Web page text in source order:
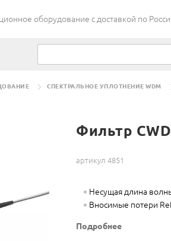
оборудование c доставкой по
СПЕКТРАЛЬНОЕ УПЛОТНЕНИЕ WDM
Фильтр
артикул 4851
Несущая длина
Вносимые потери
Подробнее